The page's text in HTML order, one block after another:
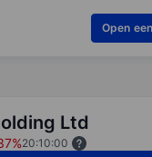
Open
Ltd
20:10:00